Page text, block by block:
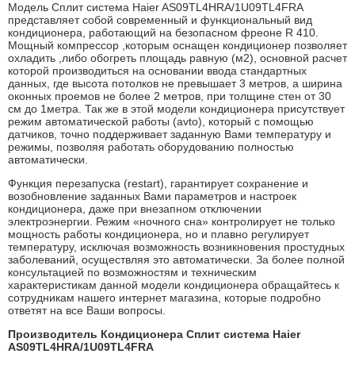
Модель Сплит система Haier AS09TL4HRA/1U09TL4FRA
представляет собой современный и функциональный вид
кондиционера, работающий на безопасном фреоне R 410.
Мощный компрессор ,которым оснащен кондиционер позволяет
охладить ,либо обогреть площадь равную (м2), основной расчет
которой производиться на основании ввода стандартных
данных, где высота потолков не превышает 3 метров, а ширина
оконных проемов не более 2 метров, при толщине стен от 30
см до 1метра. Так же в этой модели кондиционера присутствует
режим автоматической работы (avto), который с помощью
датчиков, точно поддерживает заданную Вами температуру и
режимы, позволяя работать оборудованию полностью
автоматически.
Функция перезапуска (restart), гарантирует сохранение и
возобновление заданных Вами параметров и настроек
кондиционера, даже при внезапном отключении
электроэнергии. Режим «ночного сна» контролирует не только
мощность работы кондиционера, но и плавно регулирует
температуру, исключая возможность возникновения простудных
заболеваний, осуществляя это автоматически. За более полной
консультацией по возможностям и техническим
характеристикам данной модели кондиционера обращайтесь к
сотрудникам нашего интернет магазина, которые подробно
ответят на все Ваши вопросы.
Производитель Кондиционера Сплит система Haier
AS09TL4HRA/1U09TL4FRA